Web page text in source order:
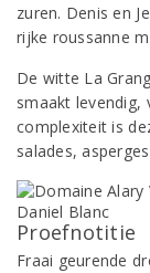
zuren. Denis en
rijke roussanne
De witte La
smaakt levendig,
complexiteit is
salades,
Proefnotitie
Fraai geurende